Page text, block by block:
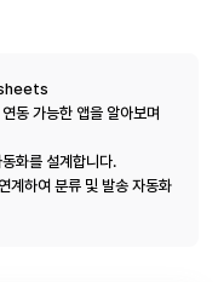
동 가능한 앱을 알아보며
화를 설계합니다.
하여 분류 및 발송 자동화